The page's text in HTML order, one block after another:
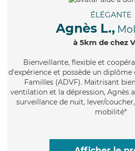
ÉLÉGANTE
Agnès L.,
à 5km de chez
Bienveillante, flexible et
d'expérience et possède un diplôme
Familles (ADVF). Maitrisant
ventilation et la dépression, Agnès
surveillance de nuit, lever/
mobilité*